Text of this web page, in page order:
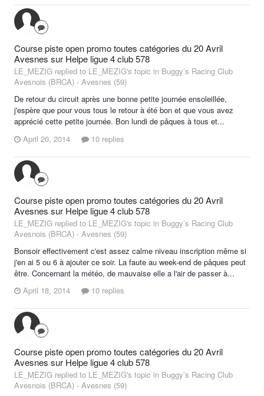
Course piste open promo toutes catégories du 20 Avril
Avesnes sur Helpe ligue 4 club 578
LE_MEZIG replied to LE_MEZIG's topic in Buggy’s Racing Club
Avesnois (BRCA) - Avesnes (59)
De retour du circuit après une bonne petite journée ensoleillée,
j'espère que pour vous tous le retour à été bon et que vous avez
apprécié cette petite journée. Bon lundi de pâques à tous et...
April 20, 2014
10 replies
Course piste open promo toutes catégories du 20 Avril
Avesnes sur Helpe ligue 4 club 578
LE_MEZIG replied to LE_MEZIG's topic in Buggy’s Racing Club
Avesnois (BRCA) - Avesnes (59)
Bonsoir effectivement c'est assez calme niveau inscription même si
j'en ai 5 ou 6 à ajouter ce soir. La faute au week-end de pâques peut
être. Concernant la météo, de mauvaise elle a l'air de passer à...
April 18, 2014
10 replies
Course piste open promo toutes catégories du 20 Avril
Avesnes sur Helpe ligue 4 club 578
LE_MEZIG replied to LE_MEZIG's topic in Buggy’s Racing Club
Avesnois (BRCA) - Avesnes (59)